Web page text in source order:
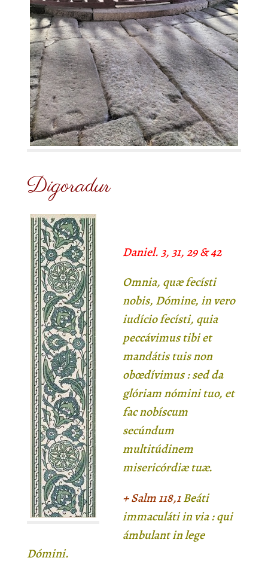
Digoradur
Daniel. 3, 31, 29 & 42
Omnia, quæ fecísti
nobis, Dómine, in vero
iudício fecísti, quia
peccávimus tibi et
mandátis tuis non
obœdívimus : sed da
glóriam nómini tuo, et
fac nobíscum
secúndum
multitúdinem
misericórdiæ tuæ.
+ Salm118,1Beáti
immaculáti in via : qui
ámbulant in lege
Dómini.